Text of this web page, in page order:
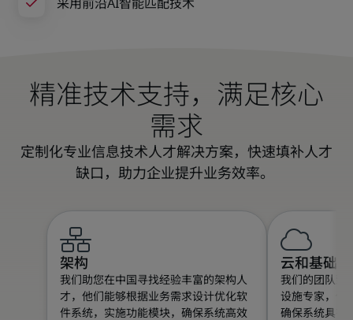
精准技术支持，满足核心
需求
架构
我们助您在中国寻找经验丰富的架构人
才，他们能够根据业务需求设计优化软
件系统，实施功能模块，确保系统高效
云和基础
我们的团队致
设施专家，他
确保系统具有